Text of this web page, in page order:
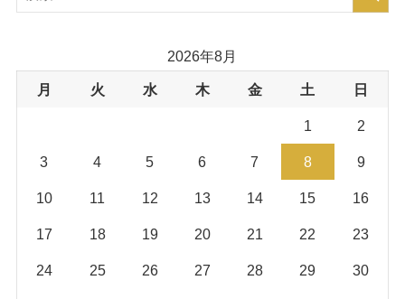
2026年8月
月 火 水 木 金 土 日
1 2
3 4 5 6 7 8 9
10 11 12 13 14 15 16
17 18 19 20 21 22 23
24 25 26 27 28 29 30